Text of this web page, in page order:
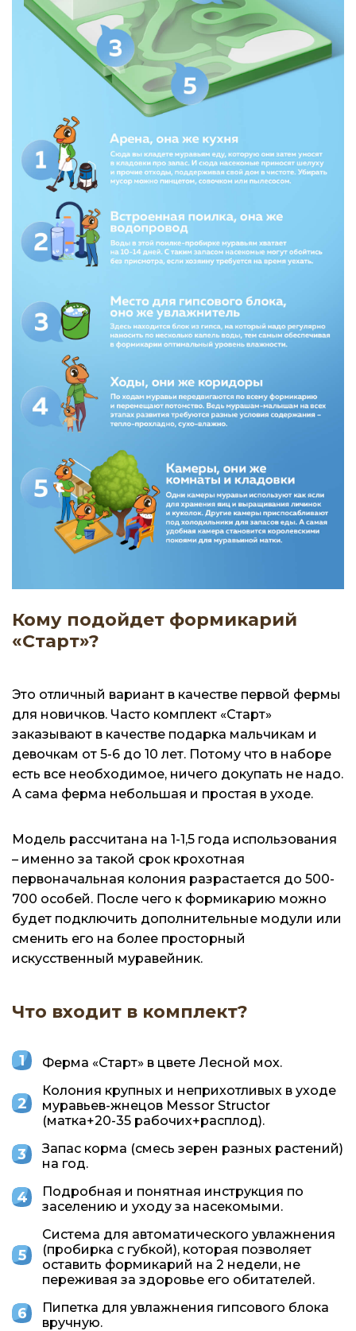
Кому подойдет формикарий
«Старт»?
Это отличный вариант в качестве первой фермы
для новичков. Часто комплект «Старт»
заказывают в качестве подарка мальчикам и
девочкам от 5-6 до 10 лет. Потому что в наборе
есть все необходимое, ничего докупать не надо.
А сама ферма небольшая и простая в уходе.
Модель рассчитана на 1-1,5 года использования
– именно за такой срок крохотная
первоначальная колония разрастается до 500-
700 особей. После чего к формикарию можно
будет подключить дополнительные модули или
сменить его на более просторный
искусственный муравейник.
Что входит в комплект?
Ферма «Старт» в цвете Лесной мох.
Колония крупных и неприхотливых в уходе
муравьев-жнецов Messor Structor
(матка+20-35 рабочих+расплод).
Запас корма (смесь зерен разных растений)
на год.
Подробная и понятная инструкция по
заселению и уходу за насекомыми.
Система для автоматического увлажнения
(пробирка с губкой), которая позволяет
оставить формикарий на 2 недели, не
переживая за здоровье его обитателей.
Пипетка для увлажнения гипсового блока
вручную.